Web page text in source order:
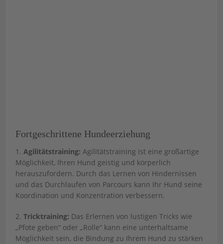
Fortgeschrittene Hundeerziehung
1.Agilitätstraining: Agilitätstraining ist eine großartige
Möglichkeit, Ihren Hund geistig und körperlich
herauszufordern. Durch das Lernen von Hindernissen
und das Durchlaufen von Parcours kann Ihr Hund seine
Koordination und Konzentration verbessern.
2.Tricktraining: Das Erlernen von lustigen Tricks wie
„Pfote geben“ oder „Rolle“ kann eine unterhaltsame
Möglichkeit sein, die Bindung zu Ihrem Hund zu stärken